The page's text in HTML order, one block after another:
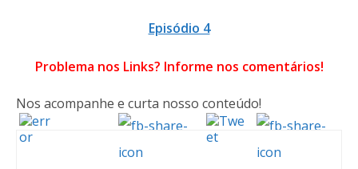
Episódio 4
Problema nos Links? Informe nos comentários!
Nos acompanhe e curta nosso conteúdo!